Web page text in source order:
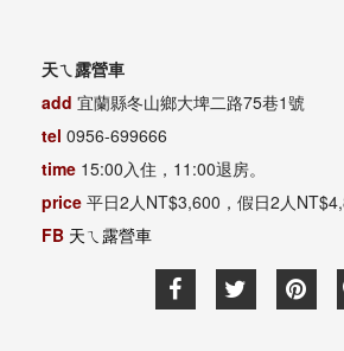
天ㄟ露營車
add 宜蘭縣冬山鄉大埤二路75巷1號
tel 0956-699666
time 15:00入住，11:00退房。
price 平日2人NT$3,600，假日2人
FB 天ㄟ露營車